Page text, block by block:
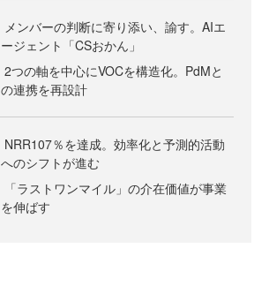
メンバーの判断に寄り添い、諭す。AIエ
ージェント「CSおかん」
2つの軸を中心にVOCを構造化。PdMと
の連携を再設計
NRR107％を達成。効率化と予測的活動
へのシフトが進む
「ラストワンマイル」の介在価値が事業
を伸ばす